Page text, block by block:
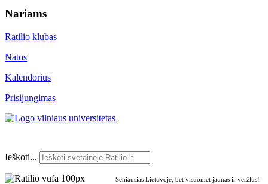
Nariams
Ratilio klubas
Natos
Kalendorius
Prisijungimas
Ieškoti...
Seniausias Lietuvoje, bet visuomet jaunas ir veržlus!